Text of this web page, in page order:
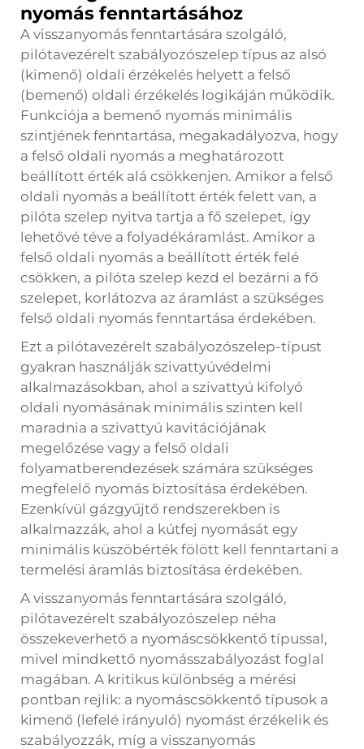
nyomás fenntartásához
A visszanyomás fenntartására szolgáló,
pilótavezérelt szabályozószelep típus az alsó
(kimenő) oldali érzékelés helyett a felső
(bemenő) oldali érzékelés logikáján működik.
Funkciója a bemenő nyomás minimális
szintjének fenntartása, megakadályozva, hogy
a felső oldali nyomás a meghatározott
beállított érték alá csökkenjen. Amikor a felső
oldali nyomás a beállított érték felett van, a
pilóta szelep nyitva tartja a fő szelepet, így
lehetővé téve a folyadékáramlást. Amikor a
felső oldali nyomás a beállított érték felé
csökken, a pilóta szelep kezd el bezárni a fő
szelepet, korlátozva az áramlást a szükséges
felső oldali nyomás fenntartása érdekében.
Ezt a pilótavezérelt szabályozószelep-típust
gyakran használják szivattyúvédelmi
alkalmazásokban, ahol a szivattyú kifolyó
oldali nyomásának minimális szinten kell
maradnia a szivattyú kavitációjának
megelőzése vagy a felső oldali
folyamatberendezések számára szükséges
megfelelő nyomás biztosítása érdekében.
Ezenkívül gázgyűjtő rendszerekben is
alkalmazzák, ahol a kútfej nyomását egy
minimális küszöbérték fölött kell fenntartani a
termelési áramlás biztosítása érdekében.
A visszanyomás fenntartására szolgáló,
pilótavezérelt szabályozószelep néha
összekeverhető a nyomáscsökkentő típussal,
mivel mindkettő nyomásszabályozást foglal
magában. A kritikus különbség a mérési
pontban rejlik: a nyomáscsökkentő típusok a
kimenő (lefelé irányuló) nyomást érzékelik és
szabályozzák, míg a visszanyomás